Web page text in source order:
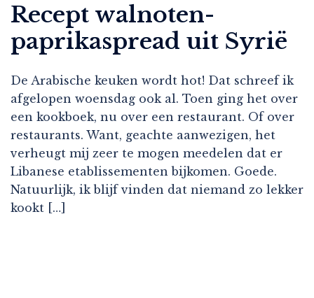
Recept walnoten-
paprikaspread uit Syrië
De Arabische keuken wordt hot! Dat schreef ik
afgelopen woensdag ook al. Toen ging het over
een kookboek, nu over een restaurant. Of over
restaurants. Want, geachte aanwezigen, het
verheugt mij zeer te mogen meedelen dat er
Libanese etablissementen bijkomen. Goede.
Natuurlijk, ik blijf vinden dat niemand zo lekker
kookt […]